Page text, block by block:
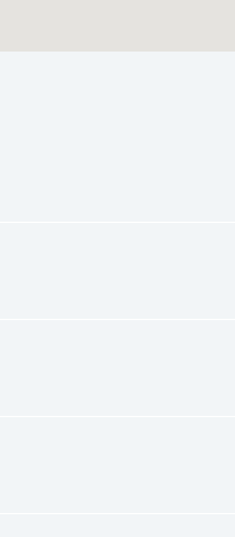
a fattori come il
con i
pubblici e